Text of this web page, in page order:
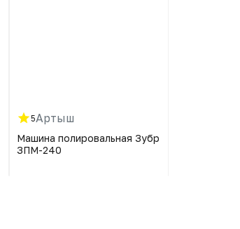
5Артыш
Машина полировальная Зубр
ЗПМ-240